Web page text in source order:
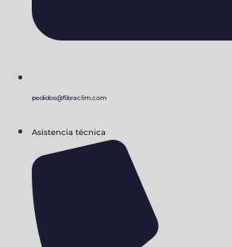
pedidos@fibraclim.com
Asistencia técnica